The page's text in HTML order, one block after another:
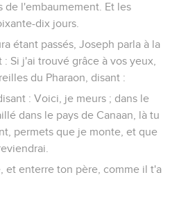
de l'embaumement. Et les
dix jours.
étant passés, Joseph parla à la
Si j'ai trouvé grâce à vos yeux,
du Pharaon, disant :
: Voici, je meurs ; dans le
dans le pays de Canaan, là tu
permets que je monte, et que
et enterre ton père, comme il t'a